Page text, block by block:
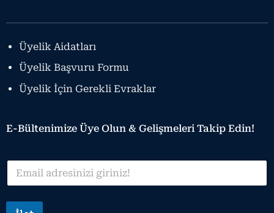
Üyelik Aidatları
Üyelik Başvuru Formu
Üyelik İçin Gerekli Evraklar
E-Bültenimize Üye Olun & Gelişmeleri Takip Edin!
i
E
a
i